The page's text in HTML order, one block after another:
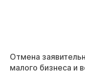
Отмена
малого бизнеса и